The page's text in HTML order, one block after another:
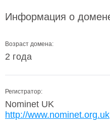
Информация о
Возраст домена:
2 года
Регистратор:
Nominet UK
http://www.nominet.org.uk